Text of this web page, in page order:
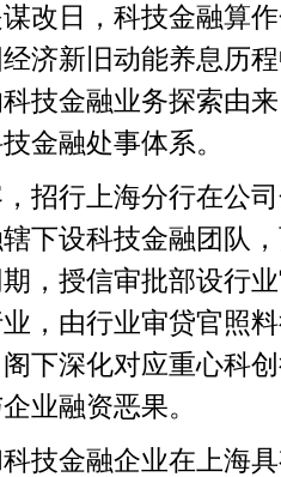
日，科技金融算作
济新旧动能养息历
技金融业务探索由
金融处事体系。
行上海分行在公司
下设科技金融团队
，授信审批部设行
，由行业审贷官照
下深化对应重心科
业融资恶果。
金融企业在上海具